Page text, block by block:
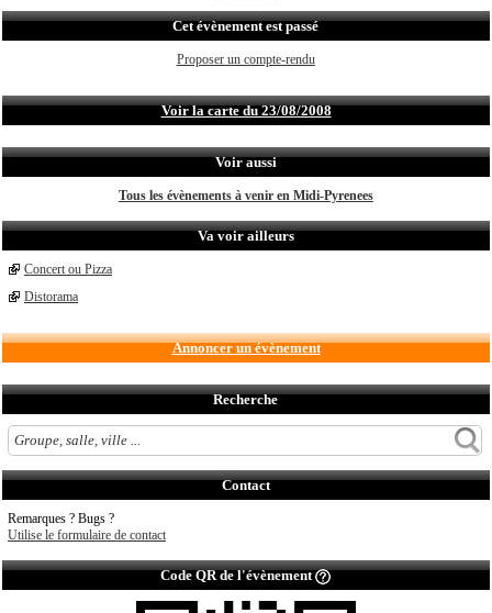
Cet évènement est passé
Proposer un compte-rendu
Voir la carte du 23/08/2008
Voir aussi
Tous les évènements à venir en Midi-Pyrenees
Va voir ailleurs
Concert ou Pizza
Distorama
Annoncer un évènement
Recherche
Contact
Remarques ? Bugs ?
Utilise le formulaire de contact
Code QR de l'évènement